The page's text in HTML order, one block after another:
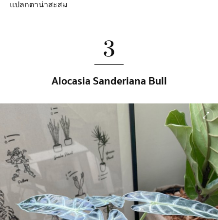
แปลกตาน่าสะสม
3
Alocasia Sanderiana Bull